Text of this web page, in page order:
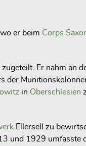
er beim Corps
zugeteilt. Er nahm an
der
in Oberschlesien
Ellersell zu
und 1929